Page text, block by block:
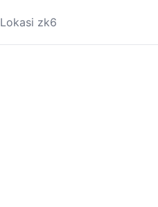
Lokasi zk6